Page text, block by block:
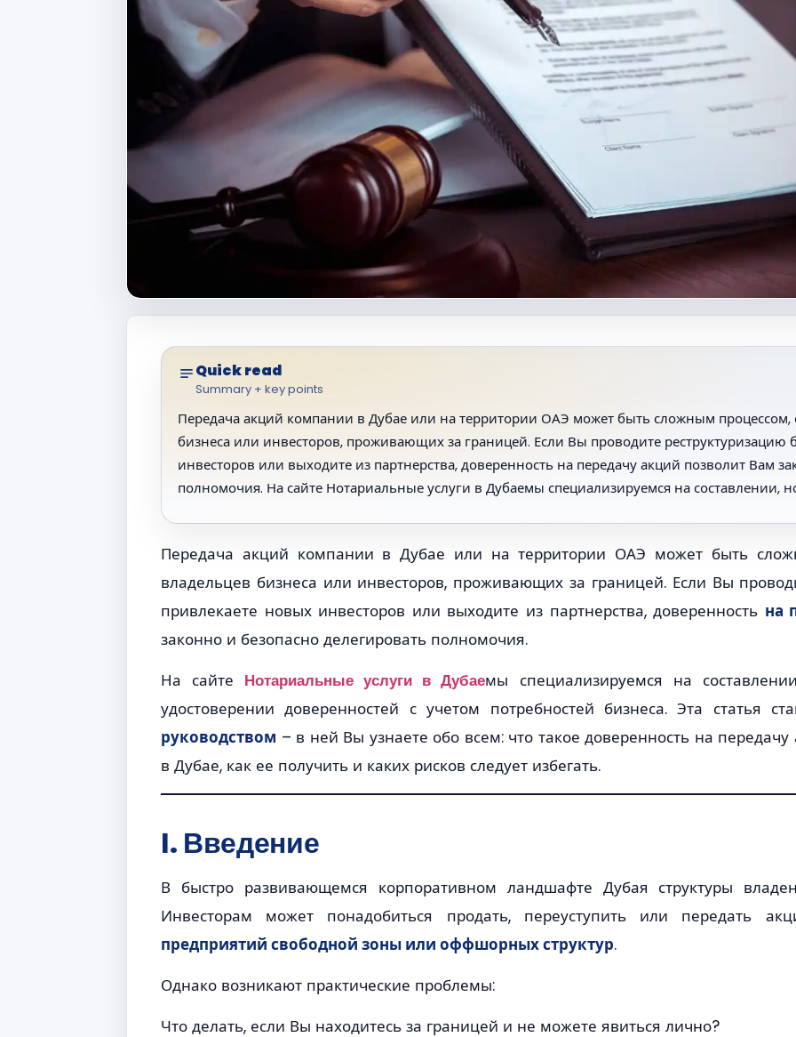
Quick read
Summary + key points
Передача акций компании в Дубае или на территории ОАЭ может быть сложным процессом,
бизнеса или инвесторов, проживающих за границей. Если Вы проводите реструктуризацию
инвесторов или выходите из партнерства, доверенность на передачу акций позволит Вам
полномочия. На сайте Нотариальные услуги в Дубаемы специализируемся на составлении,
Передача акций компании в Дубае или на территории ОАЭ может быть
владельцев бизнеса или инвесторов, проживающих за границей. Если Вы
привлекаете новых инвесторов или выходите из партнерства, доверенность на
законно и безопасно делегировать полномочия.
На сайте Нотариальные услуги в Дубаемы специализируемся на
удостоверении доверенностей с учетом потребностей бизнеса. Эта статья
руководством – в ней Вы узнаете обо всем: что такое доверенность на
в Дубае, как ее получить и каких рисков следует избегать.
I. Введение
В быстро развивающемся корпоративном ландшафте Дубая структуры
Инвесторам может понадобиться продать, переуступить или передать
предприятий свободной зоны или оффшорных структур.
Однако возникают практические проблемы:
Что делать, если Вы находитесь за границей и не можете явиться лично?